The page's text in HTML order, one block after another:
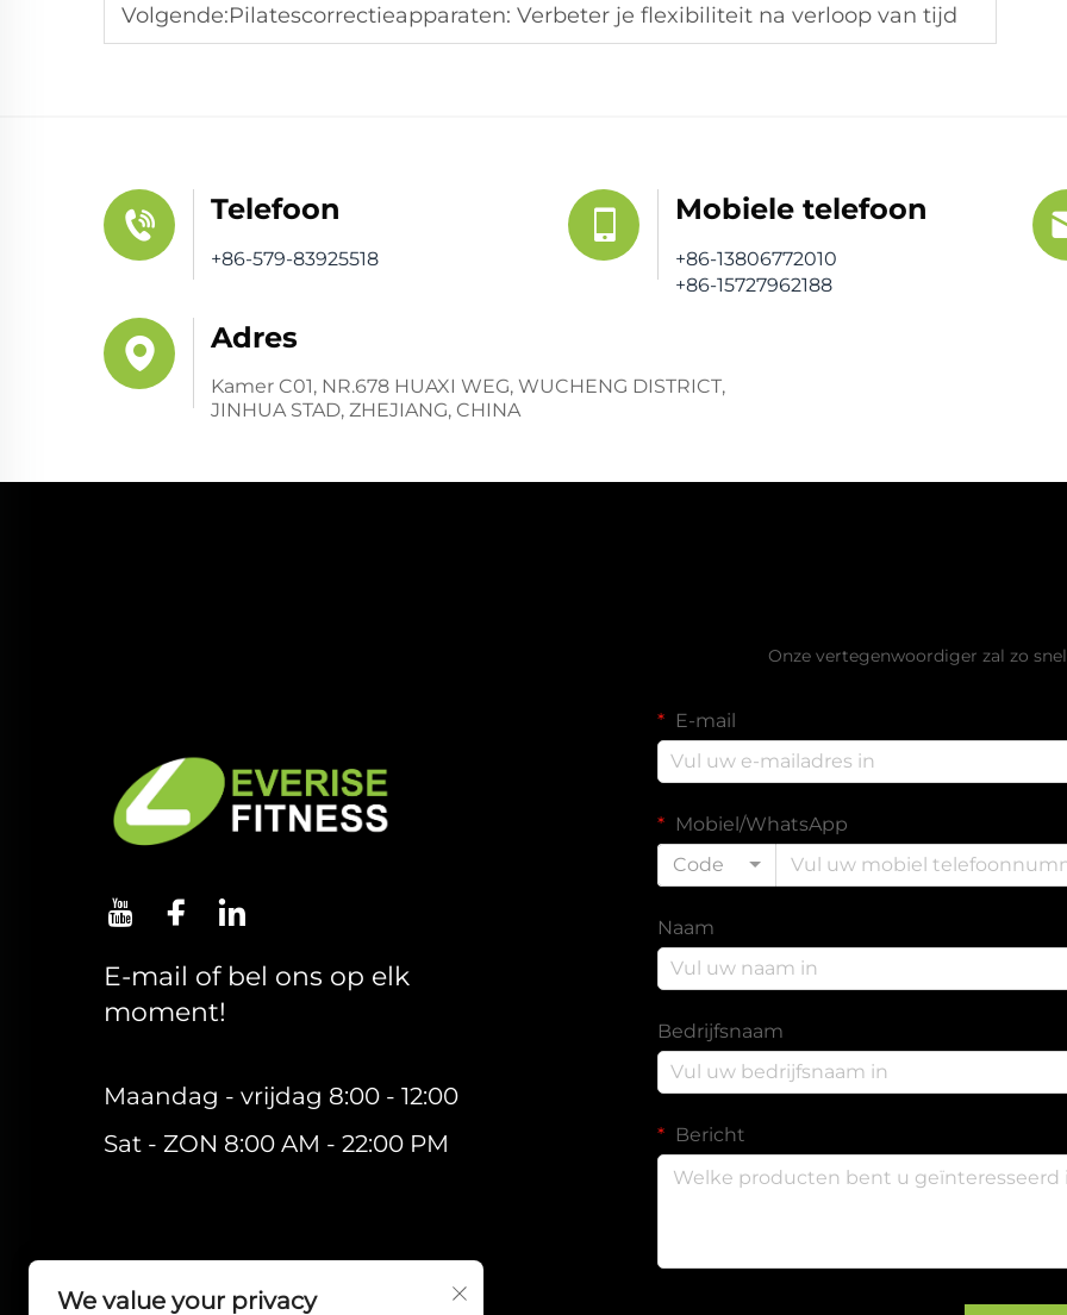
Volgende:Pilatescorrectieapparaten: Verbeter je flexibiliteit na verloop van tijd
Telefoon
+86-579-83925518
Mobiele telefoon
+86-13806772010
+86-15727962188
Adres
Kamer C01, NR.678 HUAXI WEG, WUCHENG DISTRICT,
JINHUA STAD, ZHEJIANG, CHINA
E-mail of bel ons op elk
moment!
Maandag - vrijdag 8:00 - 12:00
Sat - ZON 8:00 AM - 22:00 PM
Onze vertegenwoordiger zal zo
E-mail
Mobiel/WhatsApp
Code
Naam
Bedrijfsnaam
Bericht
We value your privacy